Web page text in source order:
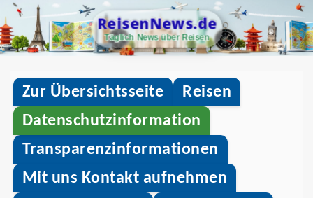
Skip
to
content
ReisenNews.de
Täglich News über Reisen
Zur Übersichtsseite
Reisen
Datenschutzinformation
Transparenzinformationen
Mit uns Kontakt aufnehmen